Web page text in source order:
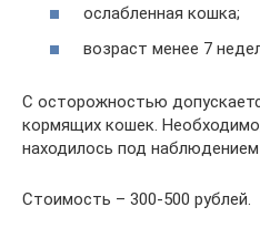
ослабленная кошка;
возраст менее 7
С осторожностью
кормящих кошек.
находилось под наблюдением
Стоимость – 300-500 рублей.